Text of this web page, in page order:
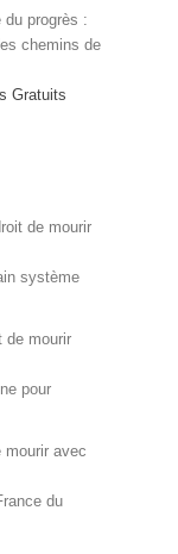
du progrès :
chemins de
Gratuits
de mourir
système
de mourir
pour
mourir avec
du